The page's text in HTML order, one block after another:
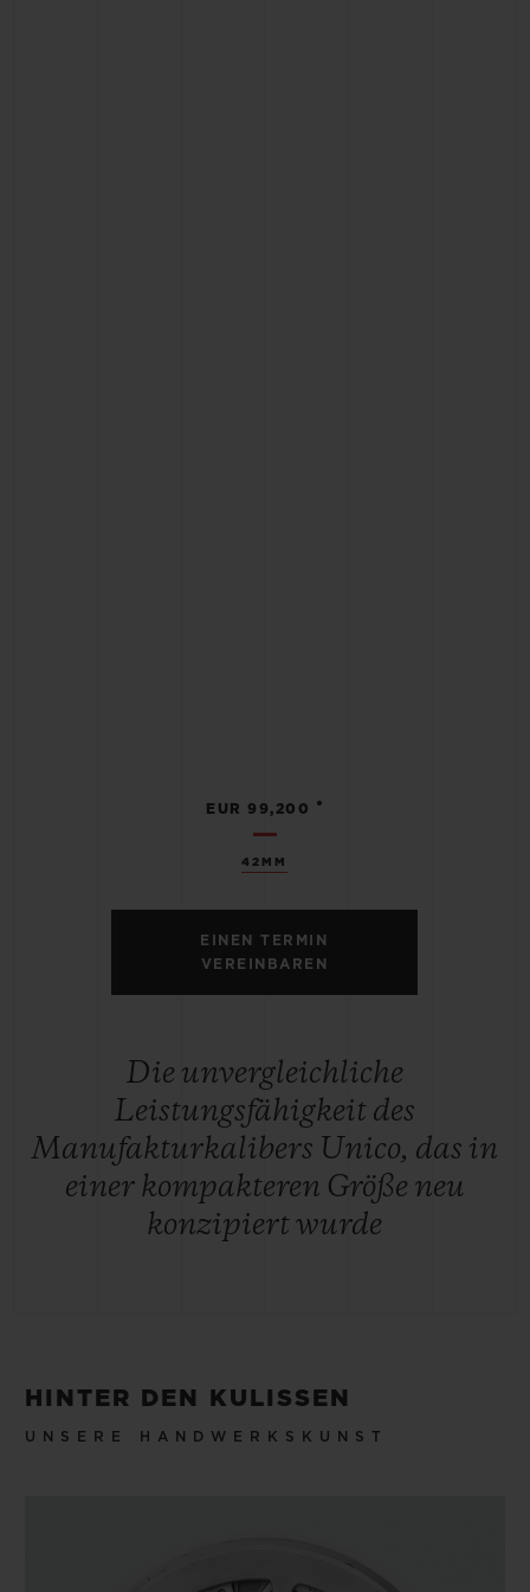
42MM
EUR 99,200 •
EINEN TERMIN
VEREINBAREN
Die unvergleichliche
Leistungsfähigkeit des
Manufakturkalibers Unico, das in
einer kompakteren Größe neu
konzipiert wurde
HINTER DEN KULISSEN
UNSERE HANDWERKSKUNST